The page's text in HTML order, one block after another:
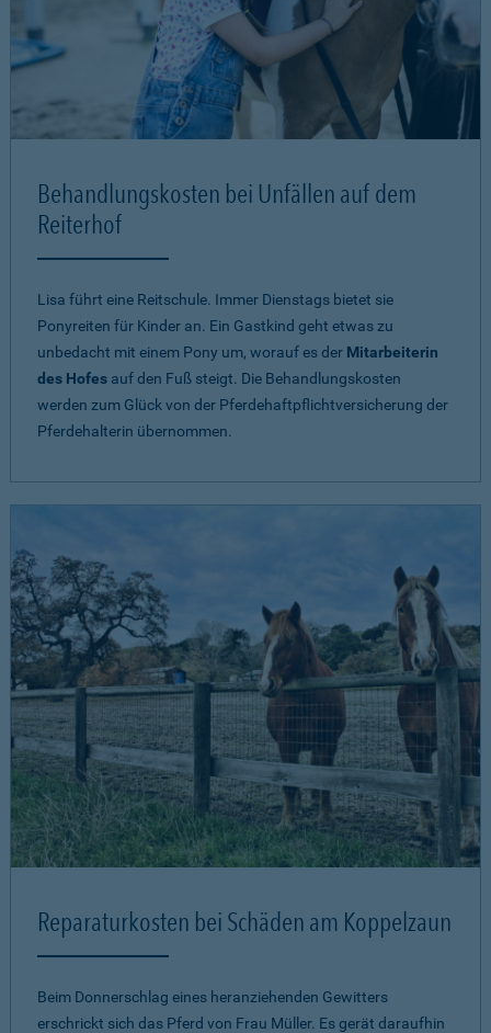
Behandlungskosten bei Unfällen auf dem
Reiterhof
Lisa führt eine Reitschule. Immer Dienstags bietet sie
Ponyreiten für Kinder an. Ein Gastkind geht etwas zu
unbedacht mit einem Pony um, worauf es der Mitarbeiterin
des Hofes auf den Fuß steigt. Die Behandlungskosten
werden zum Glück von der Pferdehaftpflichtversicherung der
Pferdehalterin übernommen.
Reparaturkosten bei Schäden am Koppelzaun
Beim Donnerschlag eines heranziehenden Gewitters
erschrickt sich das Pferd von Frau Müller. Es gerät daraufhin